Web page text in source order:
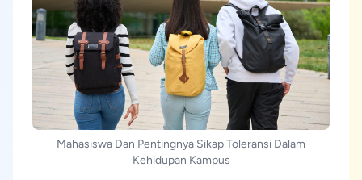
Mahasiswa Dan Pentingnya Sikap Toleransi Dalam
Kehidupan Kampus